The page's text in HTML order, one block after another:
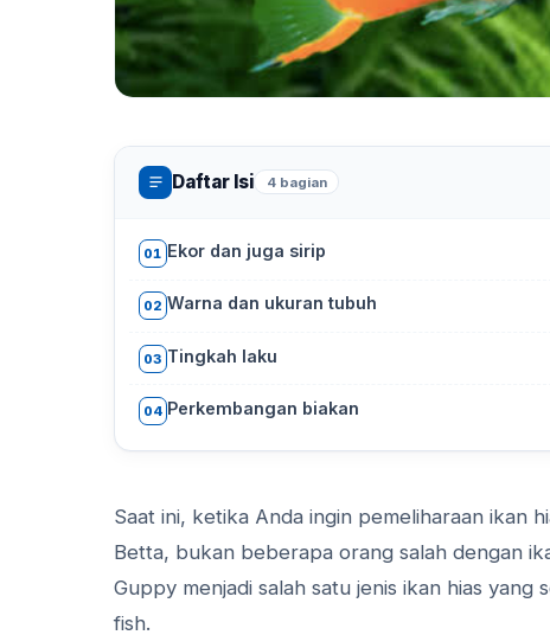
Daftar Isi 4 bagian
01 Ekor dan juga sirip
02 Warna dan ukuran tubuh
03 Tingkah laku
04 Perkembangan biakan
Saat ini, ketika Anda ingin pemeliharaan ikan
Betta, bukan beberapa orang salah dengan
Guppy menjadi salah satu jenis ikan hias
fish.